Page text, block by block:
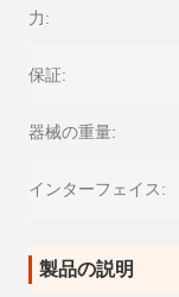
力:
保証:
器械の重量:
インターフェイス:
製品の説明